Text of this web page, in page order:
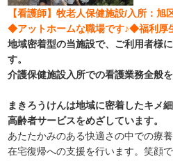
【看護師】牧老人保健施設/入所：旭
◆アットホームな職場です♪◆福利厚
地域密着型の当施設で、ご利用者様
す。
介護保健施設入所での看護業務全般を
まきろうけんは地域に密着したキメ
高齢者サービスをめざしています。
あたたかみのある快適さの中での療
在宅復帰への支援を行います。笑顔